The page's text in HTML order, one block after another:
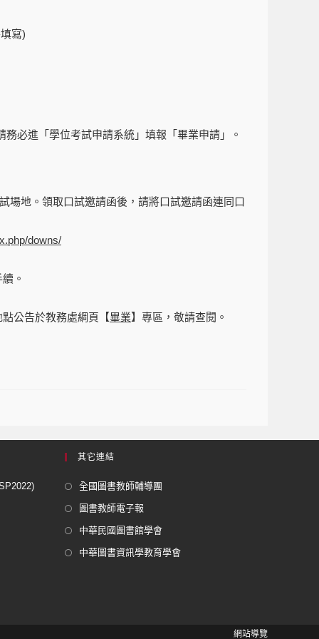
寫)
必進「學位考試申請系統」填報「畢業申請」。
場地。領取口試邀請函後，請將口試邀請函連同口
downs/
。
公告於教務處綱頁【畢業】專區，敬請查閱。
其它連結
全國圖書教師輔導團
圖書教師電子報
中華民國圖書館學會
中華圖書資訊學教育學會
網站導覽